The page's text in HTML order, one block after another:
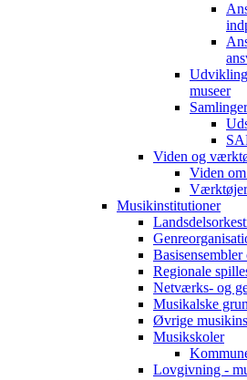
museer
Viden og
Viden om
Værktøjer
Musikinstitutioner
Regionale
Netværks- og
Musikalske
Øvrige
Musikskoler
Lovgivning -